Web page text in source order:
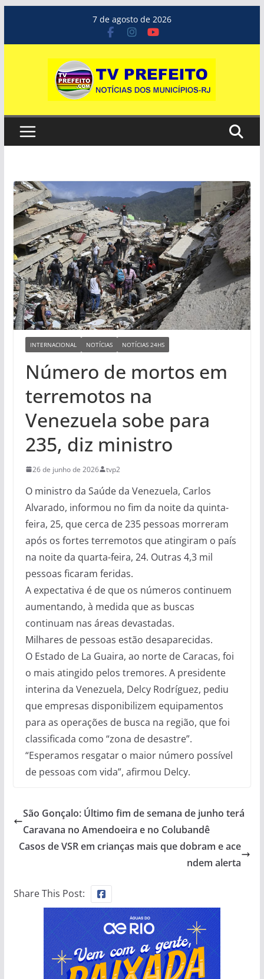
o
7 de agosto de 2026
INTERNACIONAL NOTÍCIAS NOTÍCIAS 24HS
Número de mortos em
terremotos na
Venezuela sobe para
235, diz ministro
26 de junho de 2026 tvp2
O ministro da Saúde da Venezuela, Carlos
Alvarado, informou no fim da noite da quinta-
feira, 25, que cerca de 235 pessoas morreram
após os fortes terremotos que atingiram o país
na noite da quarta-feira, 24. Outras 4,3 mil
pessoas ficaram feridas.
A expectativa é de que os números continuem
aumentando, à medida que as buscas
continuam nas áreas devastadas.
Milhares de pessoas estão desaparecidas.
O Estado de La Guaira, ao norte de Caracas, foi
o mais atingido pelos tremores. A presidente
interina da Venezuela, Delcy Rodríguez, pediu
que empresas disponibilizem equipamentos
para as operações de busca na região, que foi
classificada como “zona de desastre”.
“Esperamos resgatar o maior número possível
de pessoas com vida”, afirmou Delcy.
São Gonçalo: Último fim de semana de junho terá
Caravana no Amendoeira e no Colubandê
Casos de VSR em crianças mais que dobram e ace
ndem alerta
Share This Post: